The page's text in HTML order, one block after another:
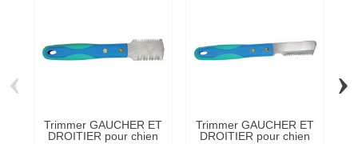
Trimmer GAUCHER ET
DROITIER pour chien
Trimmer GAUCHER ET
DROITIER pour chien
‹ ›